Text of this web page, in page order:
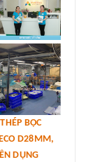
BỌC
D28MM,
DỤNG